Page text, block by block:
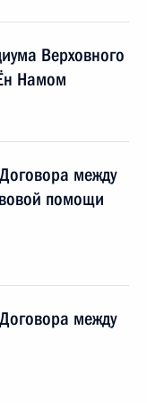
Верховного
Намом
между
помощи
между